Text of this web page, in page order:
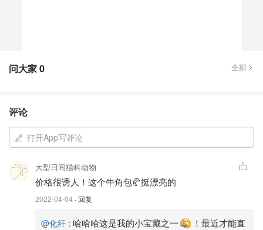
问大家0 全部
评论
打开App写评论
大型日间猫科动物
价格很诱人！这个牛角包🥐挺漂亮的
2022-04-04 · 回复
@化纤 : 哈哈哈这是我的小宝藏之一
！最近才能直